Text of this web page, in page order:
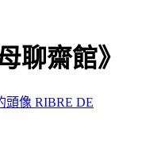
聊齋館》
RIBRE DE